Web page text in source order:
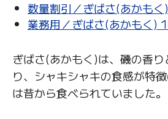
数量割引／ぎばさ(あかも
業務用／ぎばさ(あかもく)
ぎばさ(あかもく)は、磯の香
り、シャキシャキの食感が特
は昔から食べられていました。